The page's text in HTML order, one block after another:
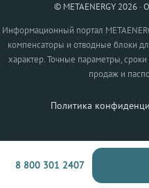
© METAENERGY 2026
Информационный портал
компенсаторы и отводные блоки
характер. Точные параметры,
продаж и
Политика
8 800 301 2407